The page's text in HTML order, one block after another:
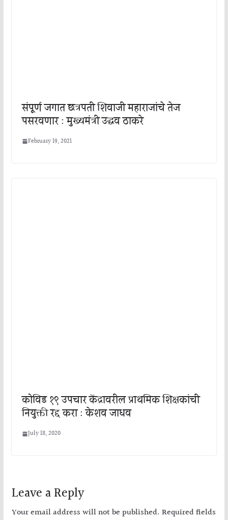
संपूर्ण जगात छत्रपती शिवाजी महाराजांचे तेज
पसरवणार : मुख्यमंत्री उद्धव ठाकरे
February 19, 2021
कोविड १९ उपचार केंद्रावरील प्राथमिक शिक्षकांची
नियुक्ती रद्द करा : केशव जाधव
July 18, 2020
Leave a Reply
Your email address will not be published. Required fields